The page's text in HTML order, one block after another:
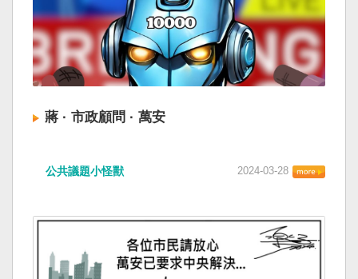
蔣 · 市政顧問 · 萬安
公共議題小怪獸 2024-03-28